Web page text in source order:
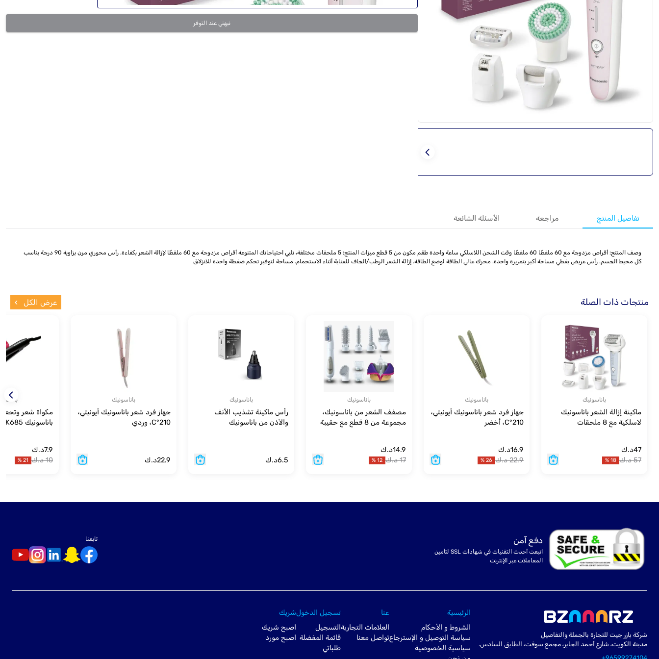
نبهني عند التوفر
تفاصيل المنتج مراجعة الأسئلة الشائعة
وصف المنتج: أقراص مزدوجة مع 60 ملقطًا 60 ملقطًا وقت الشحن اللاسلكي ساعة واحدة طقم مكون من 5 قطع ميزات المنتج: 5 ملحقات مختلفة، تلبي احتياجاتك المتنوعة أقراص مزدوجة مع 60 ملقطًا لإزالة الشعر بكفاءة. رأس محوري مرن بزاوية 90 درجة يناسب
كل محيط الجسم. رأس عريض يغطي مساحة أكبر بتمريرة واحدة. محرك عالي الطاقة لوضع الطاقة. إزالة الشعر الرطب/الجاف للعناية أثناء الاستحمام. مساحة لتوفير تحكم ضغطة واحدة للانزلاق
منتجات ذات الصلة عرض الكل
باناسونيك
ماكينة إزالة الشعر باناسونيك
لاسلكية مع 8 ملحقات
47د.ك
57 د.ك 18
%
باناسونيك
جهاز فرد شعر باناسونيك أيونيتي،
210°C، أخضر
16.9د.ك
22.9 د.ك 26
%
باناسونيك
مصفف الشعر من باناسونيك،
مجموعة من 8 قطع مع حقيبة
14.9د.ك
17 د.ك 12
%
باناسونيك
رأس ماكينة تشذيب الأنف
والأذن من باناسونيك
6.5د.ك
باناسونيك
جهاز فرد شعر باناسونيك أيونيتي،
210°C، وردي
22.9د.ك
مكواة شعر
باناسونيك EH-HV11-K685
7.9د.ك
10 د.ك 21
%
دفع آمن
اتبعت أحدث التقنيات في شهادات SSL لتأمين
المعاملات عبر الإنترنت
تابعنا
شركة بازر جيت للتجارة بالجملة والتفاصيل
مدينة الكويت، شارع أحمد الجابر، مجمع سوفت، الطابق السادس.
الرئيسية
الشروط و الأحكام
سياسة التوصيل و الإسترجاع
سياسية الخصوصية
عنا
العلامات التجارية
تواصل معنا
تسجيل الدخول
التسجيل
قائمة المفضلة
طلباتي
شريك
اصبح شريك
اصبح مورد